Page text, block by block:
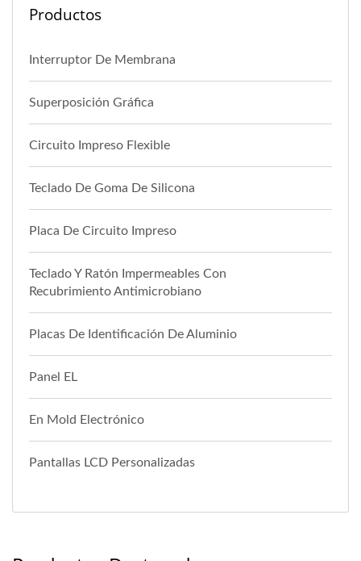
Productos
Interruptor De Membrana
Superposición Gráfica
Circuito Impreso Flexible
Teclado De Goma De Silicona
Placa De Circuito Impreso
Teclado Y Ratón Impermeables Con
Recubrimiento Antimicrobiano
Placas De Identificación De Aluminio
Panel EL
En Mold Electrónico
Pantallas LCD Personalizadas